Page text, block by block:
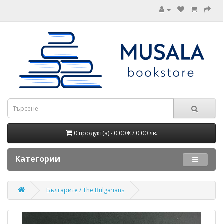
0 продукт(а) - 0.00 € / 0.00 лв.
Категории
Българите / The Bulgarians